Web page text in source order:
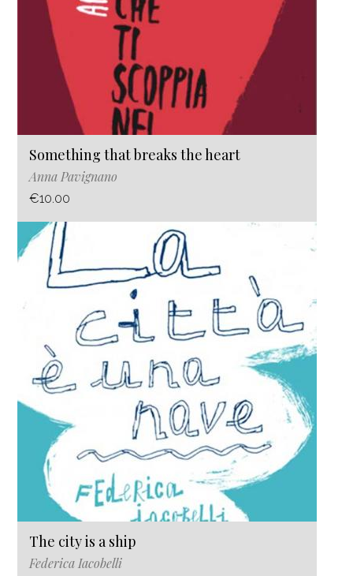
Something that breaks the heart
Anna Pavignano
€10.00
The city is a ship
Federica Iacobelli